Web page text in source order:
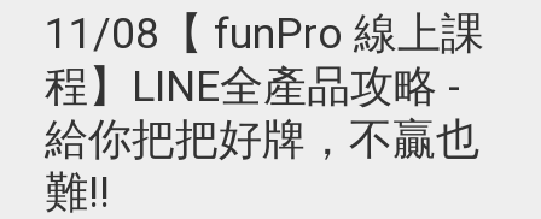
11/08【 funPro 線上課
程】LINE全產品攻略 -
給你把把好牌，不贏也
難!!